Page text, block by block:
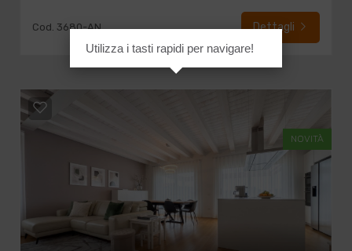
Cod. 3680-AN Dettagli
NOVITÀ
Utilizza i tasti rapidi per navigare!